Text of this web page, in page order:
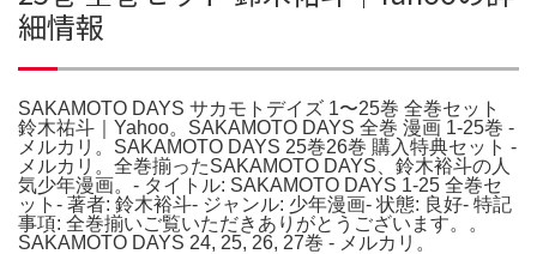
細情報
SAKAMOTO DAYS サカモトデイズ 1〜25巻 全巻セット
鈴木祐斗｜Yahoo。SAKAMOTO DAYS 全巻 漫画 1-25巻 -
メルカリ。SAKAMOTO DAYS 25巻26巻 購入特典セット -
メルカリ。全巻揃ったSAKAMOTO DAYS、鈴木裕斗の人
気少年漫画。- タイトル: SAKAMOTO DAYS 1-25 全巻セ
ット- 著者: 鈴木裕斗- ジャンル: 少年漫画- 状態: 良好- 特記
事項: 全巻揃いご覧いただきありがとうございます。。
SAKAMOTO DAYS 24, 25, 26, 27巻 - メルカリ。